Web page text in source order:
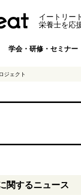
イートリー
栄養士を応
学会・研修・セミナー
ジェクト
関するニュース